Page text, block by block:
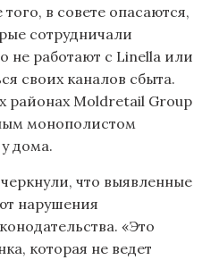
в совете опасаются,
сотрудничали
не работают с Linella или
своих каналов сбыта.
районах Moldretail Group
монополистом
дома.
что выявленные
нарушения
«Это
которая не ведет